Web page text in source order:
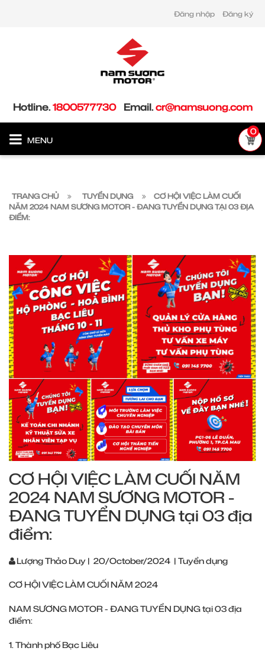
Đăng nhập Đăng ký
Hotline.1800577730 Email.cr@namsuong.com
MENU
0
TRANG CHỦ TUYỂN DỤNG
CƠ HỘI VIỆC LÀM CUỐI
NĂM 2024 NAM SƯƠNG MOTOR - ĐANG TUYỂN DỤNG TẠI 03 ĐỊA
ĐIỂM:
CƠ HỘI VIỆC LÀM CUỐI NĂM
2024 NAM SƯƠNG MOTOR -
ĐANG TUYỂN DỤNG tại 03 địa
điểm:
Lượng Thảo Duy | 20/October/2024 | Tuyển dụng
CƠ HỘI VIỆC LÀM CUỐI NĂM 2024
NAM SƯƠNG MOTOR - ĐANG TUYỂN DỤNG tại 03 địa
điểm:
1. Thành phố Bạc Liêu